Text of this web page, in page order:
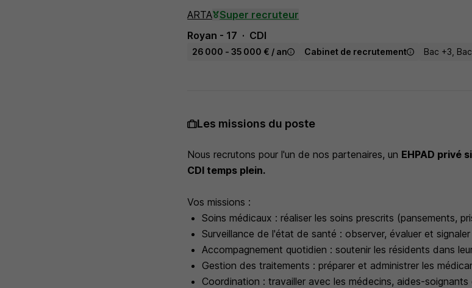
ARTA
Super recruteur
Royan - 17
CDI
26 000 - 35 000 € / an Cabinet de recrutement Bac +3,
Les missions du poste
Nous recrutons pour l'un de nos partenaires, un EHPAD privé
CDI temps plein.
Vos missions :
Soins médicaux : réaliser les soins prescrits (pansements,
Surveillance de l'état de santé : observer, évaluer et
Accompagnement quotidien : soutenir les résidents dans
Gestion des traitements : préparer et administrer les
Coordination : travailler avec les médecins, aides-soignants